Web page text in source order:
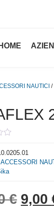
HOME
NAUTICI /
ACCESSORI
€ Il
9,00